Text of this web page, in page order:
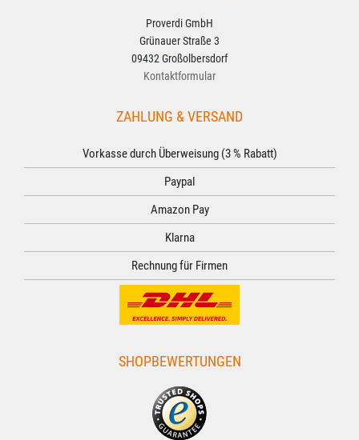
Proverdi GmbH
Grünauer Straße 3
09432 Großolbersdorf
Kontaktformular
ZAHLUNG & VERSAND
Vorkasse durch Überweisung (3 % Rabatt)
Paypal
Amazon Pay
Klarna
Rechnung für Firmen
SHOPBEWERTUNGEN